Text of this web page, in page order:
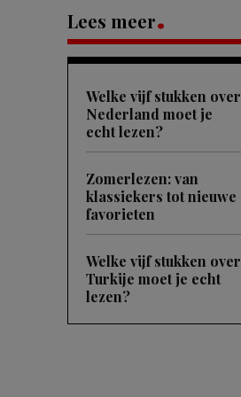
Lees meer
Welke vijf stukken over
Nederland moet je
echt lezen?
Zomerlezen: van
klassiekers tot nieuwe
favorieten
Welke vijf stukken over
Turkije moet je echt
lezen?